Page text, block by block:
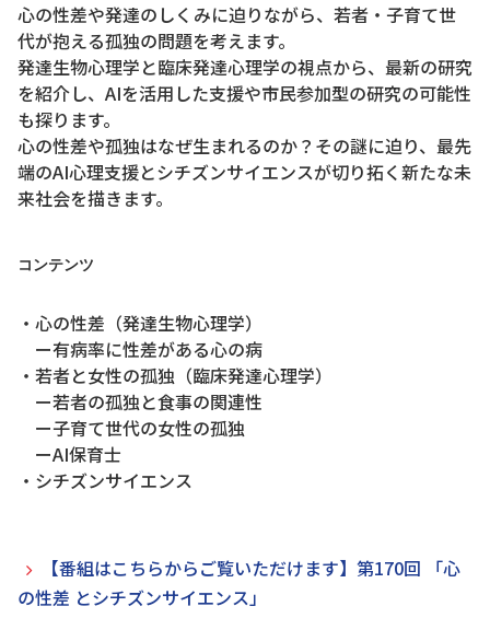
心の性差や発達のしくみに迫りながら、若者・子育て世
代が抱える孤独の問題を考えます。
発達生物心理学と臨床発達心理学の視点から、最新の研究
を紹介し、AIを活用した支援や市民参加型の研究の可能性
も探ります。
心の性差や孤独はなぜ生まれるのか？その謎に迫り、最先
端のAI心理支援とシチズンサイエンスが切り拓く新たな未
来社会を描きます。
コンテンツ
・心の性差（発達生物心理学）
ー有病率に性差がある心の病
・若者と女性の孤独（臨床発達心理学）
ー若者の孤独と食事の関連性
ー子育て世代の女性の孤独
ーAI保育士
・シチズンサイエンス
【番組はこちらからご覧いただけます】第170回 「心
の性差 とシチズンサイエンス」